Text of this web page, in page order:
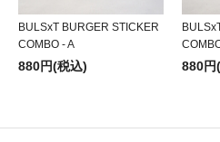
BULSxT BURGER STICKER
COMBO - A
880円(税込) 880円